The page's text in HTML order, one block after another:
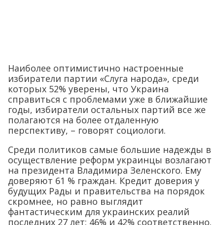
Наиболее оптимистично настроенные
избиратели партии «Слуга народа», среди
которых 52% уверены, что Украина
справиться с проблемами уже в ближайшие
годы, избиратели остальных партий все же
полагаются на более отдаленную
перспективу, – говорят социологи.
Среди политиков самые большие надежды в
осуществление реформ украинцы возлагают
на президента Владимира Зеленского. Ему
доверяют 61 % граждан. Кредит доверия у
будущих Рады и правительства на порядок
скромнее, но равно выглядит
фантастическим для украинских реалий
последних 27 лет: 46% и 42% соответственно.